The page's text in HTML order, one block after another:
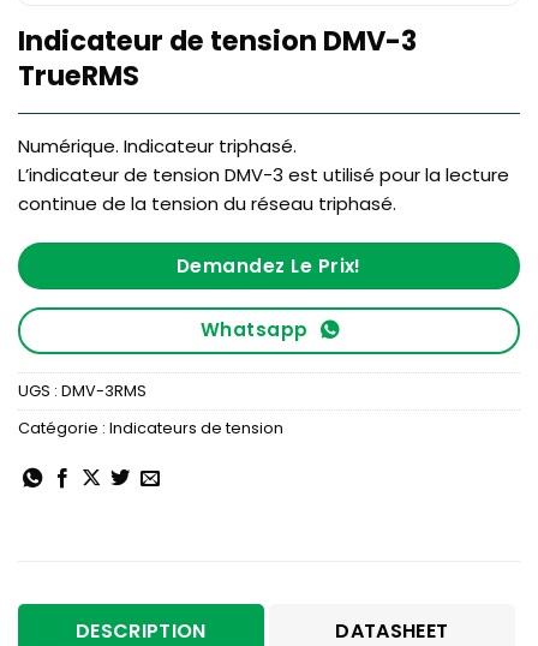
Indicateur de tension DMV-3
TrueRMS
Numérique. Indicateur triphasé.
L’indicateur de tension DMV-3 est utilisé pour la lecture
continue de la tension du réseau triphasé.
Demandez Le Prix!
Whatsapp
UGS : DMV-3RMS
Catégorie : Indicateurs de tension
DESCRIPTION DATASHEET